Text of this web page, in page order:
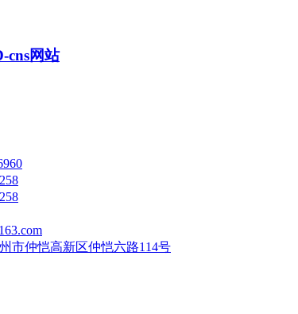
cns网站
市仲恺高新区仲恺六路114号